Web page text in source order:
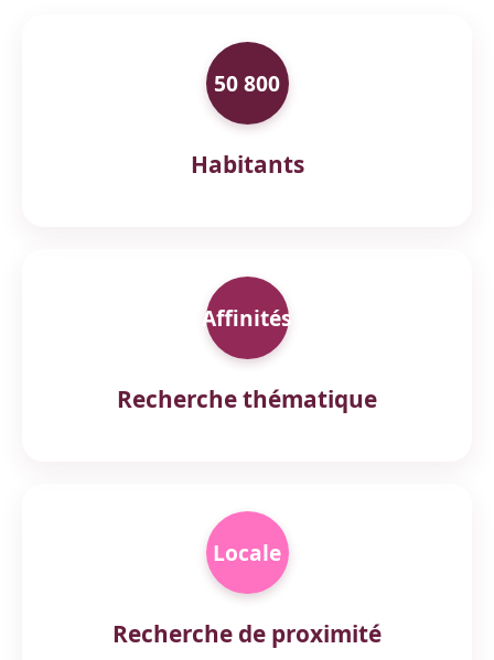
50 800
Habitants
Affinités
Recherche thématique
Locale
Recherche de proximité